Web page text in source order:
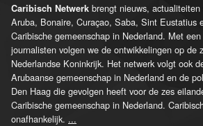
Caribisch Netwerk brengt nieuws,
Aruba, Bonaire, Curaçao, Saba, Sint Eustatius
Caribische gemeenschap in Nederland. Met
journalisten volgen we de ontwikkelingen op de
Nederlandse Koninkrijk. Het netwerk volgt ook
Arubaanse gemeenschap in Nederland en de
Den Haag die gevolgen heeft voor de zes
Caribische gemeenschap in Nederland.
onafhankelijk. ...